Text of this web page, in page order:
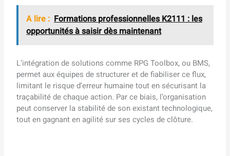
A lire : Formations professionnelles K2111 : les
opportunités à saisir dès maintenant
L’intégration de solutions comme RPG Toolbox, ou BMS,
permet aux équipes de structurer et de fiabiliser ce flux,
limitant le risque d’erreur humaine tout en sécurisant la
traçabilité de chaque action. Par ce biais, l’organisation
peut conserver la stabilité de son existant technologique,
tout en gagnant en agilité sur ses cycles de clôture.